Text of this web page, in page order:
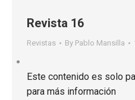
Revista 16
Revistas By Pablo Mansilla
Este contenido es solo
para más información